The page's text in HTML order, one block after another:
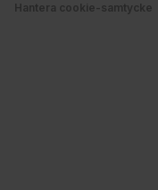
Hantera cookie-samtycke